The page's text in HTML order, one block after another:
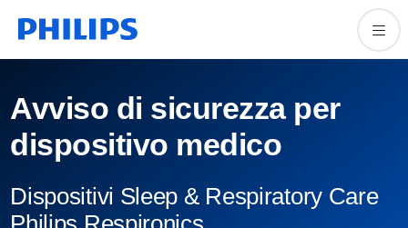
Avviso di sicurezza per
dispositivo medico
Dispositivi Sleep & Respiratory Care